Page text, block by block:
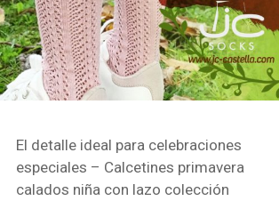
El detalle ideal para celebraciones
especiales – Calcetines primavera
calados niña con lazo colección